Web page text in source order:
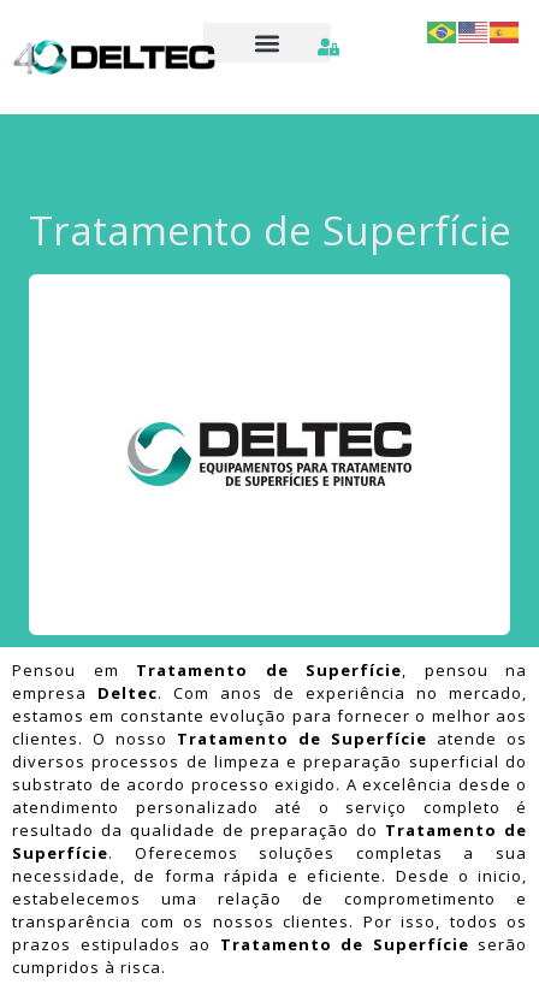
Tratamento de Superfície
Pensou em Tratamento de Superfície, pensou na
empresa Deltec. Com anos de experiência no mercado,
estamos em constante evolução para fornecer o melhor aos
clientes. O nosso Tratamento de Superfície atende os
diversos processos de limpeza e preparação superficial do
substrato de acordo processo exigido. A excelência desde o
atendimento personalizado até o serviço completo é
resultado da qualidade de preparação do Tratamento de
Superfície. Oferecemos soluções completas a sua
necessidade, de forma rápida e eficiente. Desde o inicio,
estabelecemos uma relação de comprometimento e
transparência com os nossos clientes. Por isso, todos os
prazos estipulados ao Tratamento de Superfície serão
cumpridos à risca.